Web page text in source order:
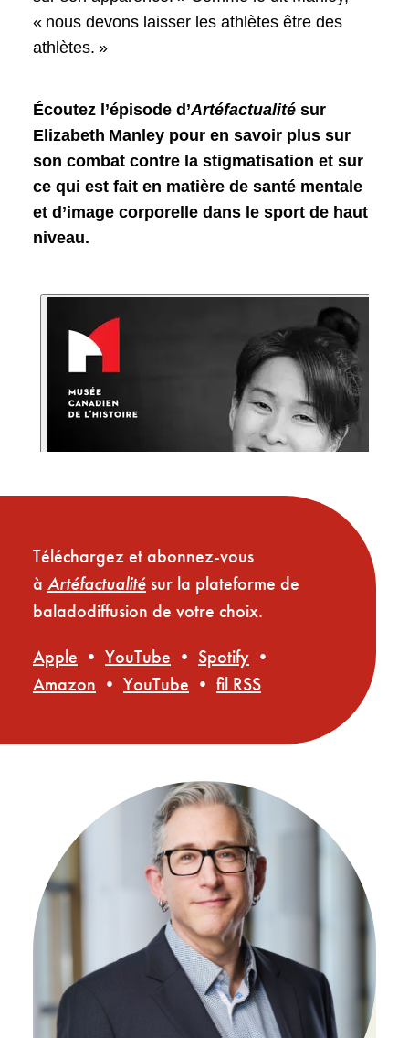
« nous devons laisser les athlètes être des
athlètes. »
Écoutez l’épisode d’Artéfactualité sur
Elizabeth Manley pour en savoir plus sur
son combat contre la stigmatisation et sur
ce qui est fait en matière de santé mentale
et d’image corporelle dans le sport de haut
niveau.
Téléchargez et abonnez-vous
à Artéfactualité sur la plateforme de
baladodiffusion de votre choix.
Apple • YouTube • Spotify •
Amazon • YouTube • fil RSS